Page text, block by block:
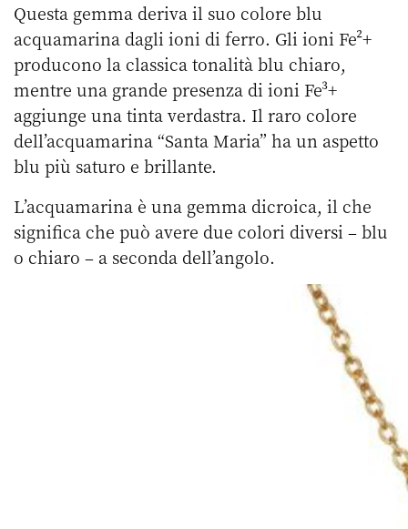
Questa gemma deriva il suo colore blu
acquamarina dagli ioni di ferro. Gli ioni Fe²+
producono la classica tonalità blu chiaro,
mentre una grande presenza di ioni Fe³+
aggiunge una tinta verdastra. Il raro colore
dell’acquamarina “Santa Maria” ha un aspetto
blu più saturo e brillante.
L’acquamarina è una gemma dicroica, il che
significa che può avere due colori diversi – blu
o chiaro – a seconda dell’angolo.